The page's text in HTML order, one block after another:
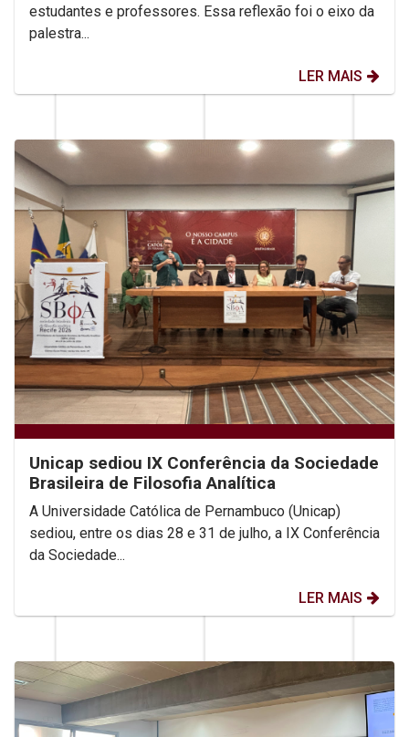
estudantes e professores. Essa reflexão foi o eixo da
palestra...
LER MAIS
Unicap sediou IX Conferência da Sociedade
Brasileira de Filosofia Analítica
A Universidade Católica de Pernambuco (Unicap)
sediou, entre os dias 28 e 31 de julho, a IX Conferência
da Sociedade...
LER MAIS